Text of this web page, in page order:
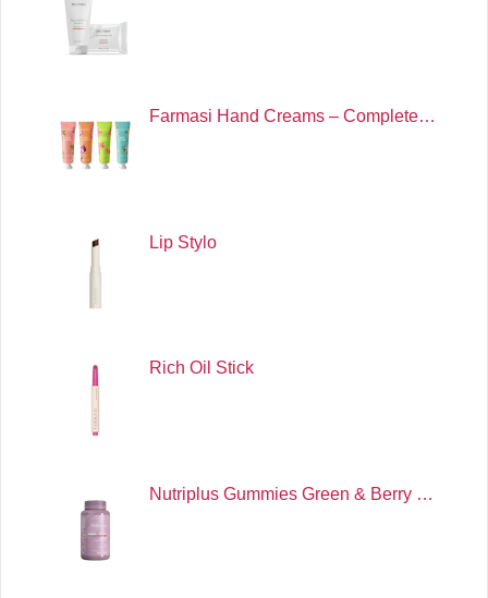
Farmasi Hand Creams – Complete…
Lip Stylo
Rich Oil Stick
Nutriplus Gummies Green & Berry …